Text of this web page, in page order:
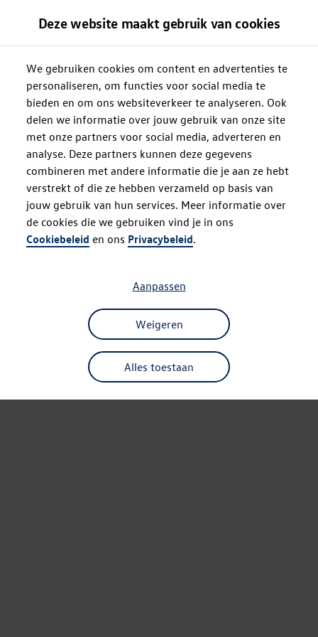
Deze website maakt gebruik van cookies
We gebruiken cookies om content en advertenties te
personaliseren, om functies voor social media te
bieden en om ons websiteverkeer te analyseren. Ook
delen we informatie over jouw gebruik van onze site
met onze partners voor social media, adverteren en
analyse. Deze partners kunnen deze gegevens
combineren met andere informatie die je aan ze hebt
verstrekt of die ze hebben verzameld op basis van
jouw gebruik van hun services. Meer informatie over
de cookies die we gebruiken vind je in ons
Cookiebeleid en ons Privacybeleid.
Alles toestaan
Weigeren
Aanpassen
Oops!
Something went wrong. Please try
refreshing the app
Refresh